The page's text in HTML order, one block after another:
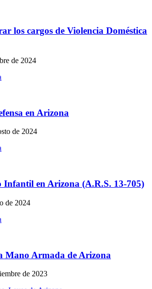
los cargos de Violencia Doméstica
de 2024
en Arizona
de 2024
Infantil en Arizona (A.R.S. 13-705)
de 2024
Mano Armada de Arizona
de 2023